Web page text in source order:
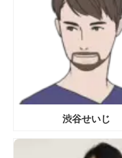
渋谷せいじ